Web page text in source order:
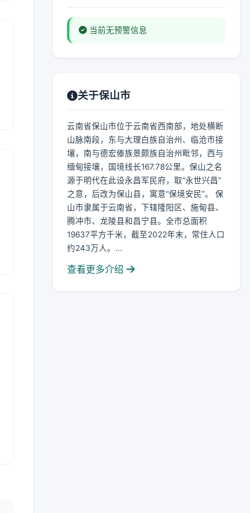
当前无预警信息
关于保山市
云南省保山市位于云南省西南部，地处横断
山脉南段，东与大理白族自治州、临沧市接
壤，南与德宏傣族景颇族自治州毗邻，西与
缅甸接壤，国境线长167.78公里。保山之名
源于明代在此设永昌军民府，取“永世兴昌”
之意，后改为保山县，寓意“保境安民”。 保
山市隶属于云南省，下辖隆阳区、施甸县、
腾冲市、龙陵县和昌宁县。全市总面积
19637平方千米，截至2022年末，常住人口
约243万人。...
查看更多介绍